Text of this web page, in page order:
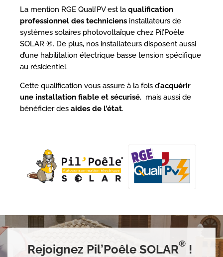
La mention RGE Quali’PV est la qualification
professionnel des techniciens installateurs de
systèmes solaires photovoltaïque chez Pil’Poêle
SOLAR ®. De plus, nos installateurs disposent aussi
d’une habilitation électrique basse tension spécifique
au résidentiel.
Cette qualification vous assure à la fois d’acquérir
une installation fiable et sécurisé, mais aussi de
bénéficier des aides de l’état.
Rejoignez Pil’Poêle SOLAR® !